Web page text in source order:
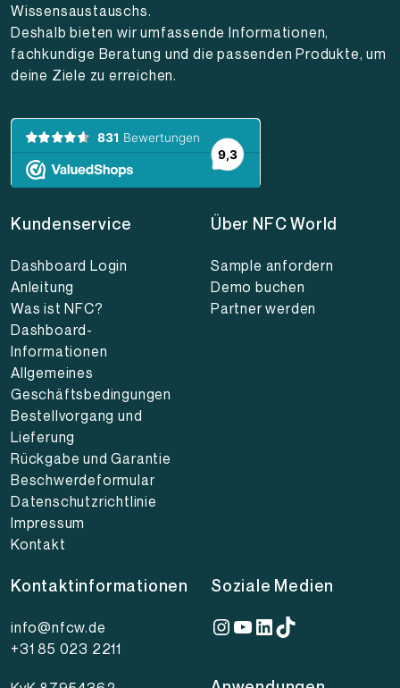
Wissensaustauschs.
Deshalb bieten wir umfassende Informationen,
fachkundige Beratung und die passenden Produkte, um
deine Ziele zu erreichen.
Kundenservice
Dashboard Login
Anleitung
Was ist NFC?
Dashboard-
Informationen
Allgemeines
Geschäftsbedingungen
Bestellvorgang und
Lieferung
Rückgabe und Garantie
Beschwerdeformular
Datenschutzrichtlinie
Impressum
Kontakt
Über NFC World
Sample anfordern
Demo buchen
Partner werden
Kontaktinformationen
info@nfcw.de
+31 85 023 2211
Soziale Medien
Instagram
YouTube
LinkedIn
TikTok